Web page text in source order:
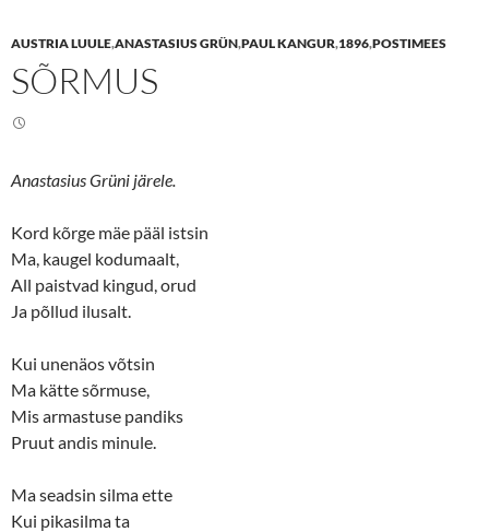
o
T
w
(
O
n
s
i
n
e
w
n
d
o
w
)
o
F
k
(
e
n
s
n
e
n
d
o
w
)
AUSTRIA LUULE,ANASTASIUS GRÜN,PAUL KANGUR,1896,POSTIMEES
SÕRMUS
Anastasius Grüni järele.
Kord kõrge mäe pääl istsin
Ma, kaugel kodumaalt,
All paistvad kingud, orud
Ja põllud ilusalt.
Kui unenäos võtsin
Ma kätte sõrmuse,
Mis armastuse pandiks
Pruut andis minule.
Ma seadsin silma ette
Kui pikasilma ta